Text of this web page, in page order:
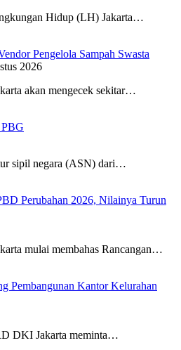
Hidup (LH) Jakarta…
Pengelola Sampah Swasta
2026
akan mengecek sekitar…
PBG
sipil negara (ASN) dari…
Perubahan 2026, Nilainya Turun
mulai membahas Rancangan…
Pembangunan Kantor Kelurahan
DKI Jakarta meminta…